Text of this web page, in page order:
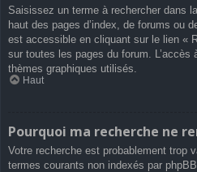
Saisissez un terme à rechercher dans
haut des pages d’index, de forums ou
est accessible en cliquant sur le lien «
sur toutes les pages du forum. L’accès
thèmes graphiques utilisés.
Haut
Pourquoi ma recherche ne
Votre recherche est probablement trop
termes courants non indexés par